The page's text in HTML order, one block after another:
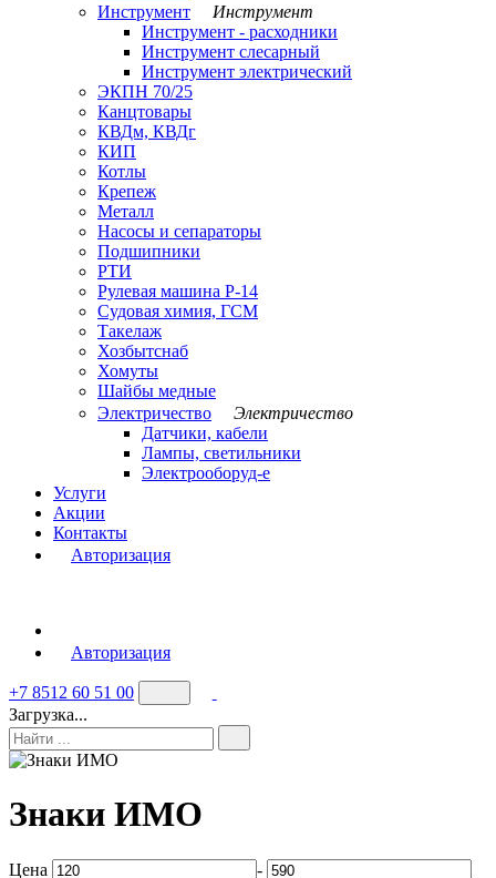
Инструмент
Инструмент
Инструмент - расходники
Инструмент слесарный
Инструмент электрический
ЭКПН 70/25
Канцтовары
КВДм, КВДг
КИП
Котлы
Крепеж
Металл
Насосы и сепараторы
Подшипники
РТИ
Рулевая машина Р-14
Судовая химия, ГСМ
Такелаж
Хозбытснаб
Хомуты
Шайбы медные
Электричество
Электричество
Датчики, кабели
Лампы, светильники
Электрооборуд-е
Услуги
Акции
Контакты
Авторизация
Авторизация
+7 8512 60 51 00
Загрузка...
Знаки ИМО
Цена -